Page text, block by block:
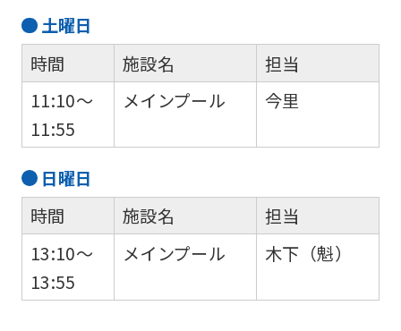
土曜日
時間
11:10～
11:55
施設名
メインプール
担当
今里
日曜日
時間
13:10～
13:55
施設名
メインプール
担当
木下（魁）
an
translation
the
Japanese
version